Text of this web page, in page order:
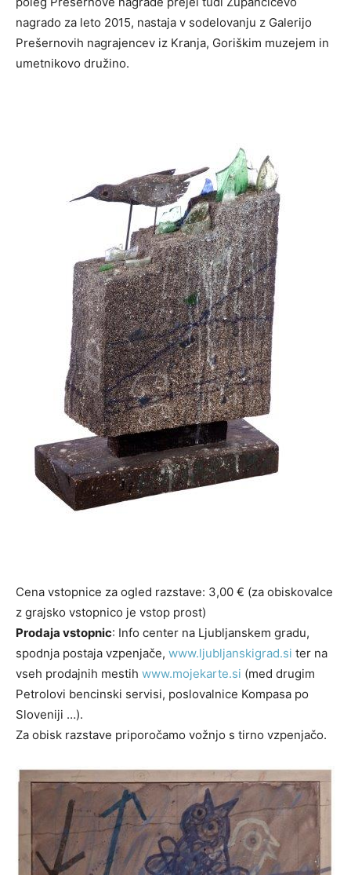
nagrado za leto 2015, nastaja v sodelovanju z Galerijo
Prešernovih nagrajencev iz Kranja, Goriškim muzejem in
umetnikovo družino.
Cena vstopnice za ogled razstave: 3,00 € (za obiskovalce
z grajsko vstopnico je vstop prost)
Prodaja vstopnic: Info center na Ljubljanskem gradu,
spodnja postaja vzpenjače, www.ljubljanskigrad.si ter na
vseh prodajnih mestih www.mojekarte.si (med drugim
Petrolovi bencinski servisi, poslovalnice Kompasa po
Sloveniji …).
Za obisk razstave priporočamo vožnjo s tirno vzpenjačo.